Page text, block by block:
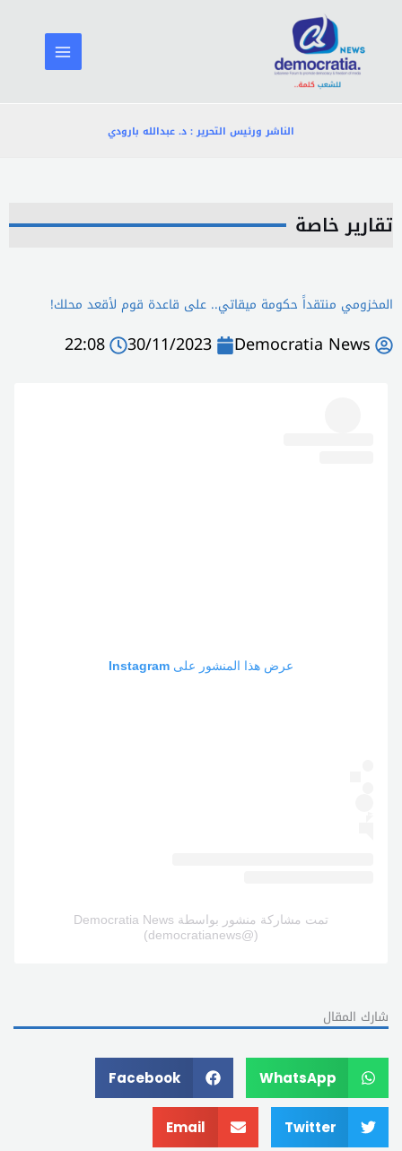
المحتوى
الناشر ورئيس التحرير : د. عبدالله بارودي
تقارير خاصة
المخزومي منتقداً حكومة ميقاتي.. على قاعدة قوم لأقعد محلك!
Democratia News
30/11/2023
22:08
عرض هذا المنشور على Instagram
(@‏‎democratianews‎‏)
شارك المقال
WhatsApp
Facebook
Twitter
Email